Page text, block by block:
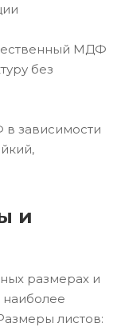
МДФ
без
зависимости
и
размерах и
наиболее
листов: